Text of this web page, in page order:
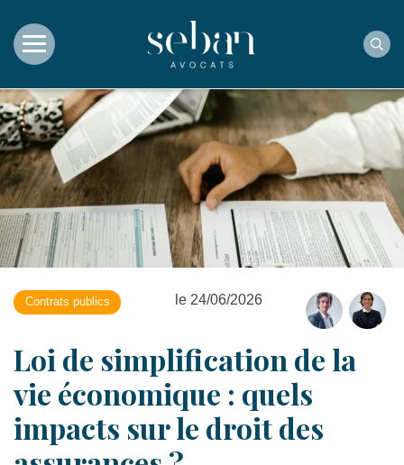
Contrats publics le 24/06/2026
Loi de simplification de la
vie économique : quels
impacts sur le droit des